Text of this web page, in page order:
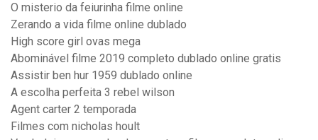
O misterio da feiurinha filme online
Zerando a vida filme online dublado
High score girl ovas mega
Abominável filme 2019 completo dublado online gratis
Assistir ben hur 1959 dublado online
A escolha perfeita 3 rebel wilson
Agent carter 2 temporada
Filmes com nicholas hoult